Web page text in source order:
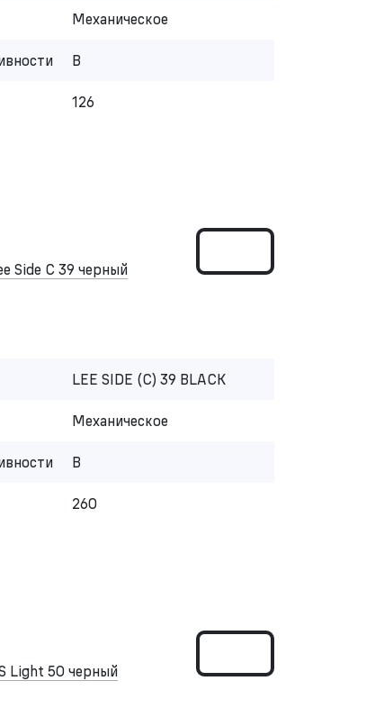
Механическое
B
126
Side C 39 черный
LEE SIDE (C) 39 BLACK
Механическое
B
260
Light 50 черный